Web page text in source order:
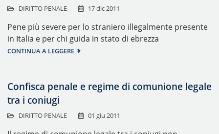
DIRITTO PENALE 17 dic 2011
Pene più severe per lo straniero illegalmente presente
in Italia e per chi guida in stato di ebrezza
CONTINUA A LEGGERE
Confisca penale e regime di comunione legale
tra i coniugi
DIRITTO PENALE 01 giu 2011